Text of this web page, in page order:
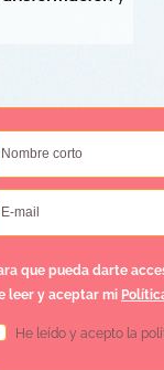
que pueda darte
leer y aceptar mi
He leído y acepto la